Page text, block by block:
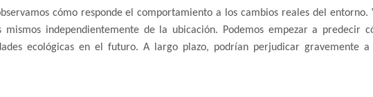
cómo responde el comportamiento a los cambios reales del entorno.
mismos independientemente de la ubicación. Podemos empezar a predecir
ecológicas en el futuro. A largo plazo, podrían perjudicar gravemente a